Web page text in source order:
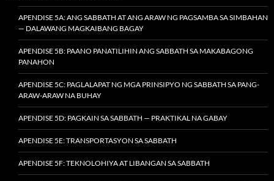
APENDISE 5A: ANG SABBATH AT ANG ARAW NG PAGSAMBA SA SIMBAHAN
— DALAWANG MAGKAIBANG BAGAY
APENDISE 5B: PAANO PANATILIHIN ANG SABBATH SA MAKABAGONG
PANAHON
APENDISE 5C: PAGLALAPAT NG MGA PRINSIPYO NG SABBATH SA PANG-
ARAW-ARAW NA BUHAY
APENDISE 5D: PAGKAIN SA SABBATH — PRAKTIKAL NA GABAY
APENDISE 5E: TRANSPORTASYON SA SABBATH
APENDISE 5F: TEKNOLOHIYA AT LIBANGAN SA SABBATH